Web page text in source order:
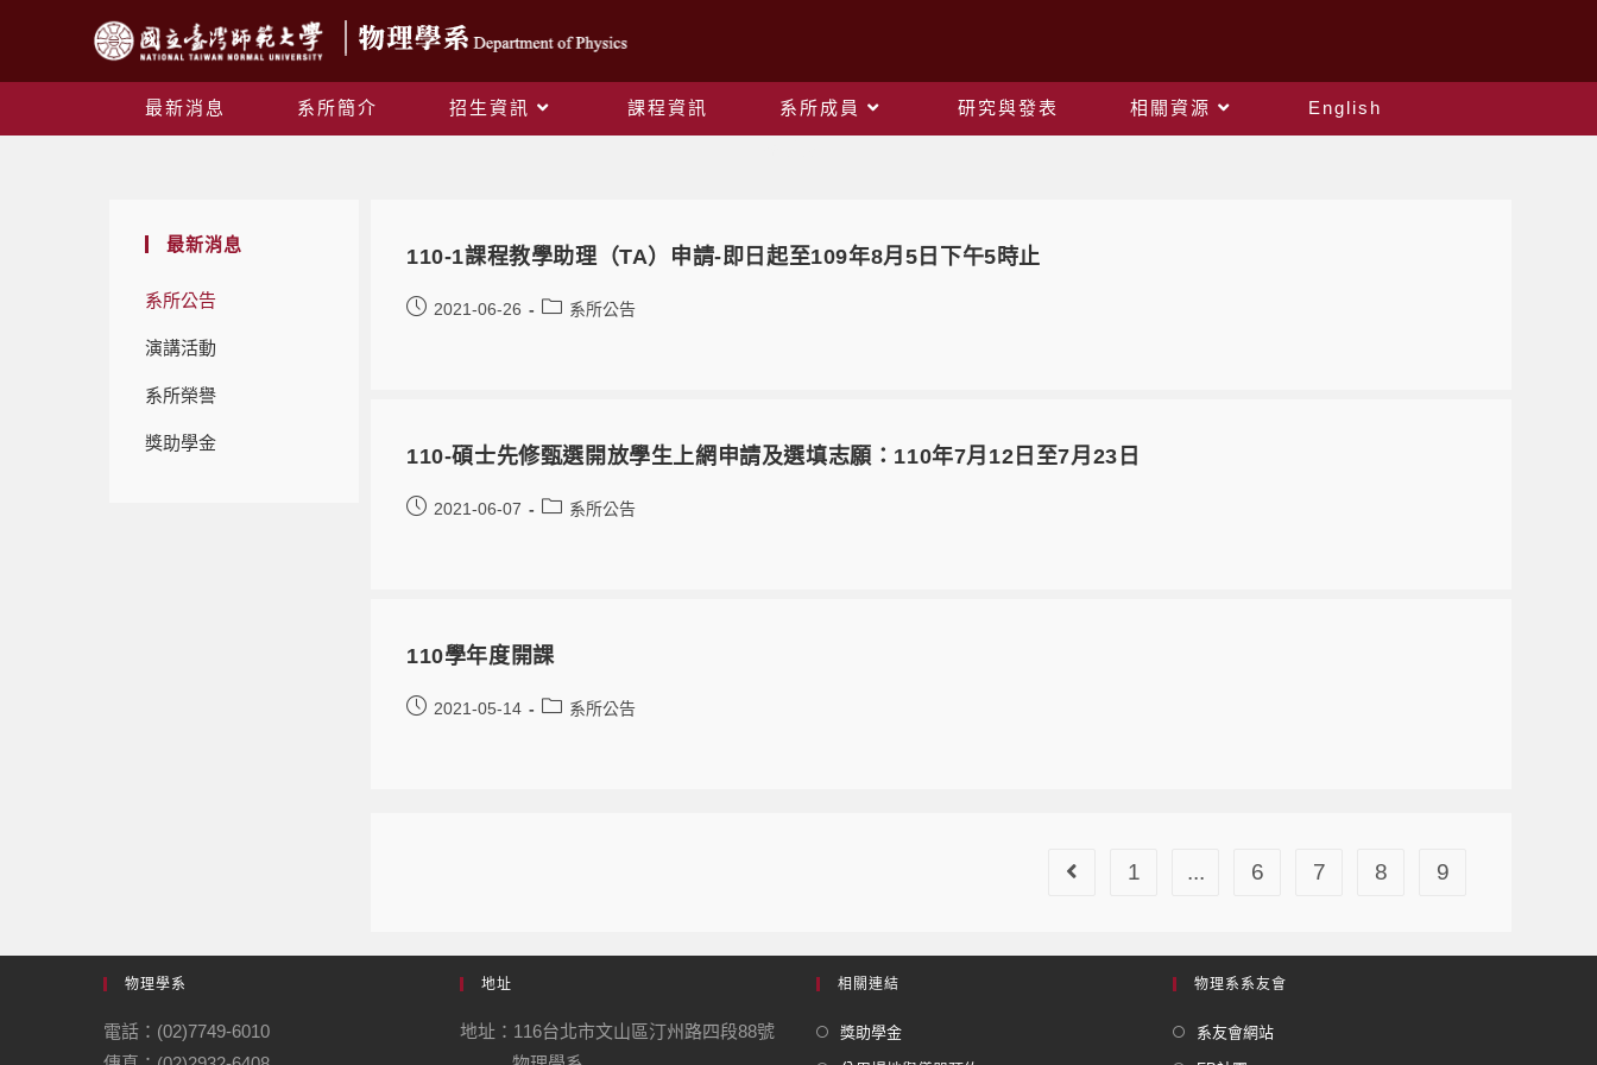
最新消息 系所簡介 招生資訊 課程資訊 系所成員 研究與發表 相關資源 English
最新消息
系所公告
演講活動
系所榮譽
獎助學金
110-1課程教學助理（TA）申請-即日起至109年8月5日下午5時止
2021-06-26 系所公告
110-碩士先修甄選開放學生上網申請及選填志願：110年7月12日至7月23日
2021-06-07 系所公告
110學年度開課
2021-05-14 系所公告
1 ... 6 7 8 9
物理學系
電話：(02)7749-6010
地址
地址：116台北市文山區汀州路四段88號
相關連結
獎助學金
物理系系友會
系友會網站